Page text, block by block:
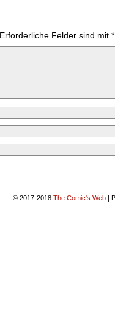
Erforderliche Felder sind mit *
© 2017-2018 The Comic's Web |